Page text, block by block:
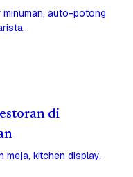
auto-potong
di
meja, kitchen display,